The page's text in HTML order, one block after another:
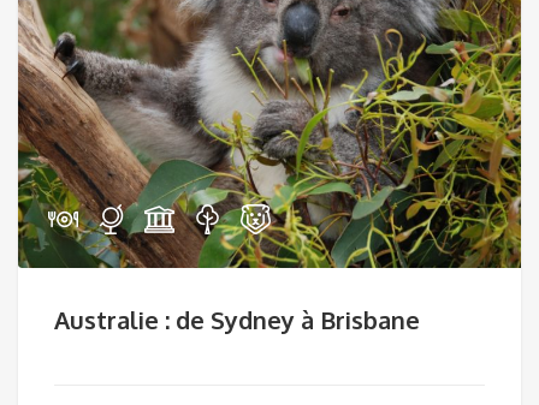
Australie : de Sydney à Brisbane